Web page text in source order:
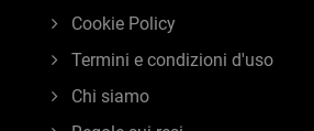
Cookie Policy
Termini e condizioni d'uso
Chi siamo